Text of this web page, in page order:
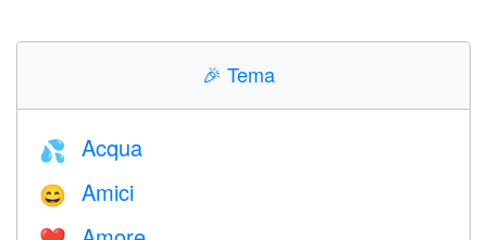
🎉 Tema
💦 Acqua
😄 Amici